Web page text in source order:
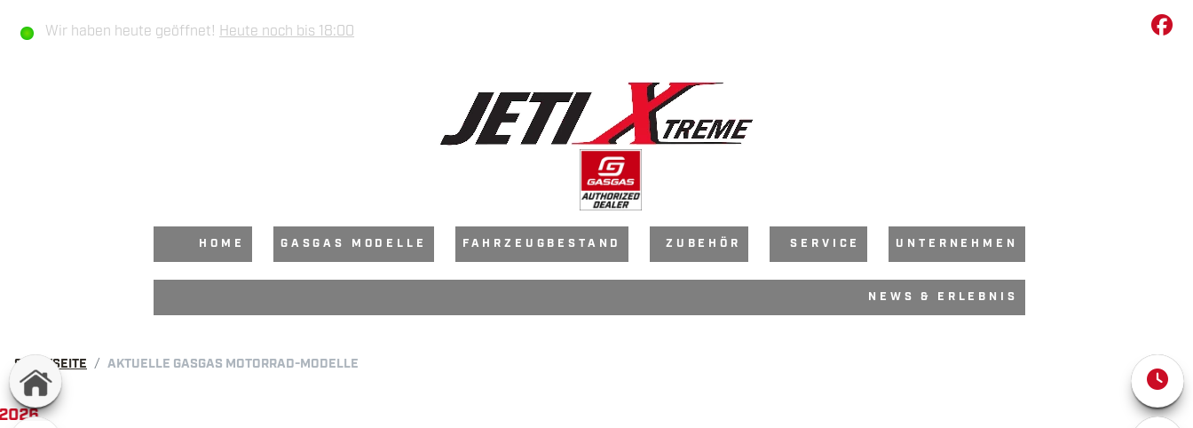
Wir haben heute geöffnet! Heute noch bis 18:00
HOME GASGAS MODELLE FAHRZEUGBESTAND ZUBEHÖR SERVICE UNTERNEHMEN
NEWS & ERLEBNIS
STARTSEITE AKTUELLE GASGAS MOTORRAD-MODELLE